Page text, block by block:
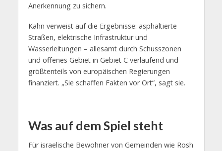
Anerkennung zu sichern.
Kahn verweist auf die Ergebnisse: asphaltierte
Straßen, elektrische Infrastruktur und
Wasserleitungen – allesamt durch Schusszonen
und offenes Gebiet in Gebiet C verlaufend und
größtenteils von europäischen Regierungen
finanziert. „Sie schaffen Fakten vor Ort“, sagt sie.
Was auf dem Spiel steht
Für israelische Bewohner von Gemeinden wie Rosh